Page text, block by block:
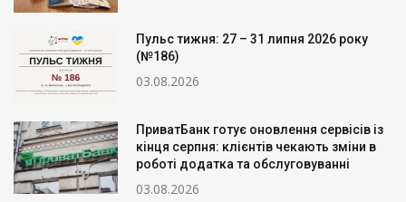
Пульс тижня: 27 – 31 липня 2026 року
(№186)
03.08.2026
ПриватБанк готує оновлення сервісів із
кінця серпня: клієнтів чекають зміни в
роботі додатка та обслуговуванні
03.08.2026